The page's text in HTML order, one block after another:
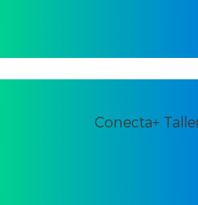
Conecta+